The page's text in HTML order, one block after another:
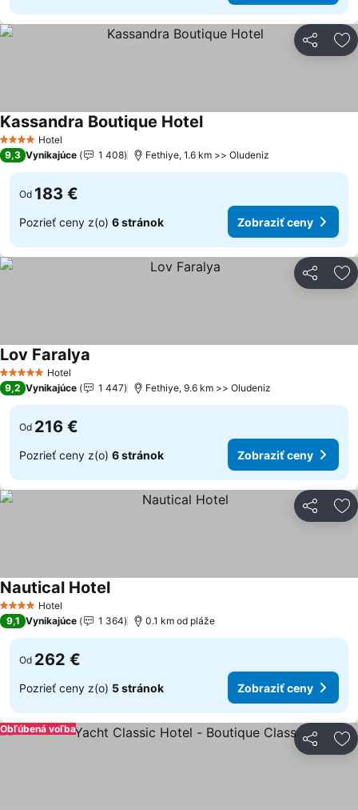
Zdieľať
4 Počet hviezdičiek
Hotel
Kassandra Boutique HotelZobraziť ceny
9,3 Vynikajúce 1 408 Fethiye, 1.6 km >> Oludeniz
Od 183 €
Pozrieť ceny z(o) 6 stránok Zobraziť ceny
Zdieľať
5 Počet hviezdičiek
Hotel
Lov Faralya
9,2 Vynikajúce 1 447 Fethiye, 9.6 km >> Oludeniz
Od 216 €
Pozrieť ceny z(o) 6 stránok Zobraziť ceny
Zdieľať
4 Počet hviezdičiek
Hotel
Nautical HotelZobraziť ceny
9,1 Vynikajúce 1 364 0.1 km od pláže
Od 262 €
Pozrieť ceny z(o) 5 stránok Zobraziť ceny
Zdieľať
Obľúbená voľba